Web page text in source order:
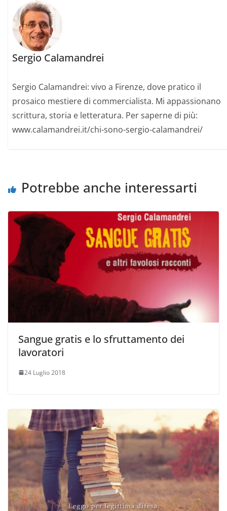
Sergio Calamandrei
Sergio Calamandrei: vivo a Firenze, dove pratico il
prosaico mestiere di commercialista. Mi appassionano
scrittura, storia e letteratura. Per saperne di più:
www.calamandrei.it/chi-sono-sergio-calamandrei/
Potrebbe anche interessarti
Sangue gratis e lo sfruttamento dei
lavoratori
24 Luglio 2018